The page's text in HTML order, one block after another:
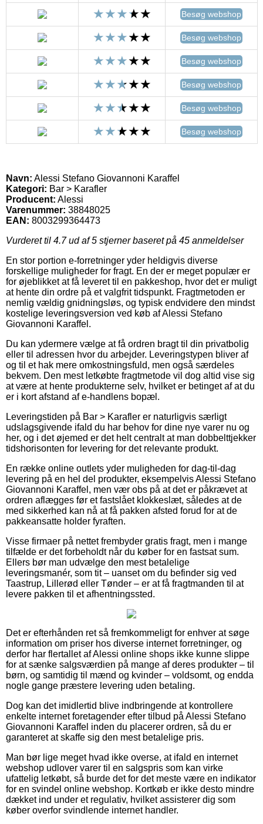
Besøg webshop
Besøg webshop
Besøg webshop
Besøg webshop
Besøg webshop
Besøg webshop
Navn: Alessi Stefano Giovannoni Karaffel
Kategori: Bar > Karafler
Producent: Alessi
Varenummer: 38848025
EAN: 8003299364473
Vurderet til 4.7ud af 5 stjerner baseret på 45 anmeldelser
En stor portion e-forretninger yder heldigvis diverse
forskellige muligheder for fragt. En der er meget populær er
for øjeblikket at få leveret til en pakkeshop, hvor det er muligt
at hente din ordre på et valgfrit tidspunkt. Fragtmetoden er
nemlig vældig gnidningsløs, og typisk endvidere den mindst
kostelige leveringsversion ved køb af Alessi Stefano
Giovannoni Karaffel.
Du kan ydermere vælge at få ordren bragt til din privatbolig
eller til adressen hvor du arbejder. Leveringstypen bliver af
og til et hak mere omkostningsfuld, men også særdeles
bekvem. Den mest letkøbte fragtmetode vil dog altid vise sig
at være at hente produkterne selv, hvilket er betinget af at du
er i kort afstand af e-handlens bopæl.
Leveringstiden på Bar > Karafler er naturligvis særligt
udslagsgivende ifald du har behov for dine nye varer nu og
her, og i det øjemed er det helt centralt at man dobbelttjekker
tidshorisonten for levering for det relevante produkt.
En række online outlets yder muligheden for dag-til-dag
levering på en hel del produkter, eksempelvis Alessi Stefano
Giovannoni Karaffel, men vær obs på at det er påkrævet at
ordren aflægges før et fastslået klokkeslæt, således at de
med sikkerhed kan nå at få pakken afsted forud for at de
pakkeansatte holder fyraften.
Visse firmaer på nettet frembyder gratis fragt, men i mange
tilfælde er det forbeholdt når du køber for en fastsat sum.
Ellers bør man udvælge den mest betalelige
leveringsmanér, som tit – uanset om du befinder sig ved
Taastrup, Lillerød eller Tønder – er at få fragtmanden til at
levere pakken til et afhentningssted.
Det er efterhånden ret så fremkommeligt for enhver at søge
information om priser hos diverse internet forretninger, og
derfor har flertallet af Alessi online shops ikke kunne slippe
for at sænke salgsværdien på mange af deres produkter – til
børn, og samtidig til mænd og kvinder – voldsomt, og endda
nogle gange præstere levering uden betaling.
Dog kan det imidlertid blive indbringende at kontrollere
enkelte internet foretagender efter tilbud på Alessi Stefano
Giovannoni Karaffel inden du placerer ordren, så du er
garanteret at skaffe sig den mest betalelige pris.
Man bør lige meget hvad ikke overse, at ifald en internet
webshop udlover varer til en salgspris som kan virke
ufattelig letkøbt, så burde det for det meste være en indikator
for en svindel online webshop. Kortkøb er ikke desto mindre
dækket ind under et regulativ, hvilket assisterer dig som
køber overfor svindlende internet handler.